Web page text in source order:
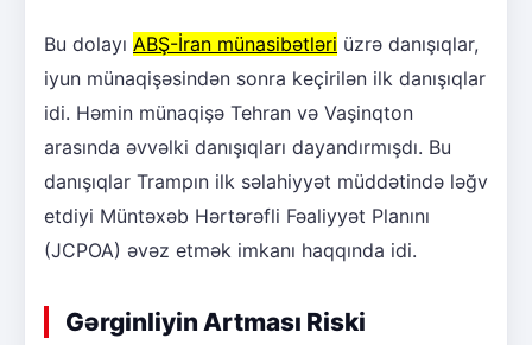
Bu dolayı ABŞ-İran münasibətləri üzrə danışıqlar,
iyun münaqişəsindən sonra keçirilən ilk danışıqlar
idi. Həmin münaqişə Tehran və Vaşinqton
arasında əvvəlki danışıqları dayandırmışdı. Bu
danışıqlar Trampın ilk səlahiyyət müddətində ləğv
etdiyi Müntəxəb Hərtərəfli Fəaliyyət Planını
(JCPOA) əvəz etmək imkanı haqqında idi.
Gərginliyin Artması Riski